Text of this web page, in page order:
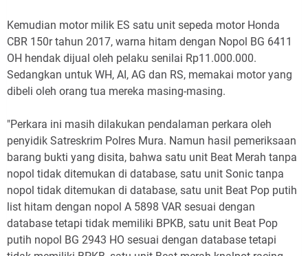
Kemudian motor milik ES satu unit sepeda motor Honda
CBR 150r tahun 2017, warna hitam dengan Nopol BG 6411
OH hendak dijual oleh pelaku senilai Rp11.000.000.
Sedangkan untuk WH, AI, AG dan RS, memakai motor yang
dibeli oleh orang tua mereka masing-masing.
"Perkara ini masih dilakukan pendalaman perkara oleh
penyidik Satreskrim Polres Mura. Namun hasil pemeriksaan
barang bukti yang disita, bahwa satu unit Beat Merah tanpa
nopol tidak ditemukan di database, satu unit Sonic tanpa
nopol tidak ditemukan di database, satu unit Beat Pop putih
list hitam dengan nopol A 5898 VAR sesuai dengan
database tetapi tidak memiliki BPKB, satu unit Beat Pop
putih nopol BG 2943 HO sesuai dengan database tetapi